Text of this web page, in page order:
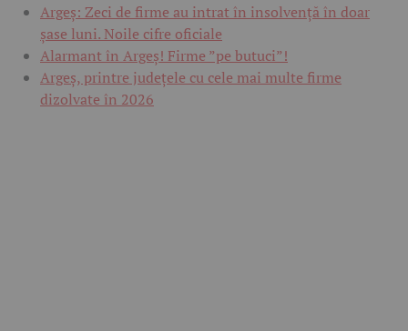
Argeș: Zeci de firme au intrat în insolvență în doar
șase luni. Noile cifre oficiale
Alarmant în Argeș! Firme ”pe butuci”!
Argeș, printre județele cu cele mai multe firme
dizolvate în 2026